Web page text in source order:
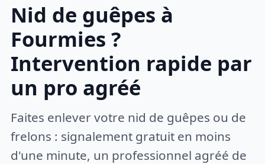
Nid de guêpes à
Fourmies ?
Intervention rapide par
un pro agréé
Faites enlever votre nid de guêpes ou de
frelons : signalement gratuit en moins
d'une minute, un professionnel agréé de